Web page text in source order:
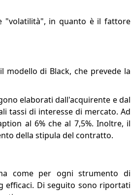
"volatilità", in quanto è il fattore
di Black, che prevede la
elaborati dall'acquirente e dal
tassi di interesse di mercato. Ad
al 6% che al 7,5%. Inoltre, il
della stipula del contratto.
come per ogni strumento di
efficaci. Di seguito sono riportati